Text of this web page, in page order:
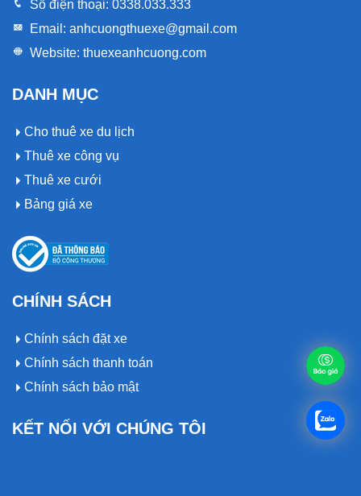
Số điện thoại: 0338.033.333
Email: anhcuongthuexe@gmail.com
Website: thuexeanhcuong.com
DANH MỤC
Cho thuê xe du lịch
Thuê xe công vụ
Thuê xe cưới
Bảng giá xe
CHÍNH SÁCH
Chính sách đặt xe
Chính sách thanh toán
Chính sách bảo mật
KẾT NỐI VỚI CHÚNG TÔI